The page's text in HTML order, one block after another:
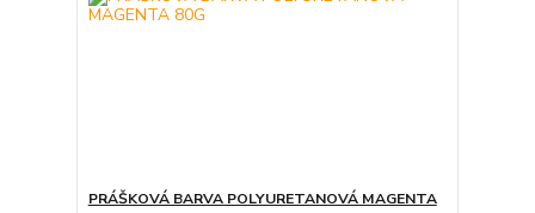
PRÁŠKOVÁ BARVA POLYURETANOVÁ MAGENTA